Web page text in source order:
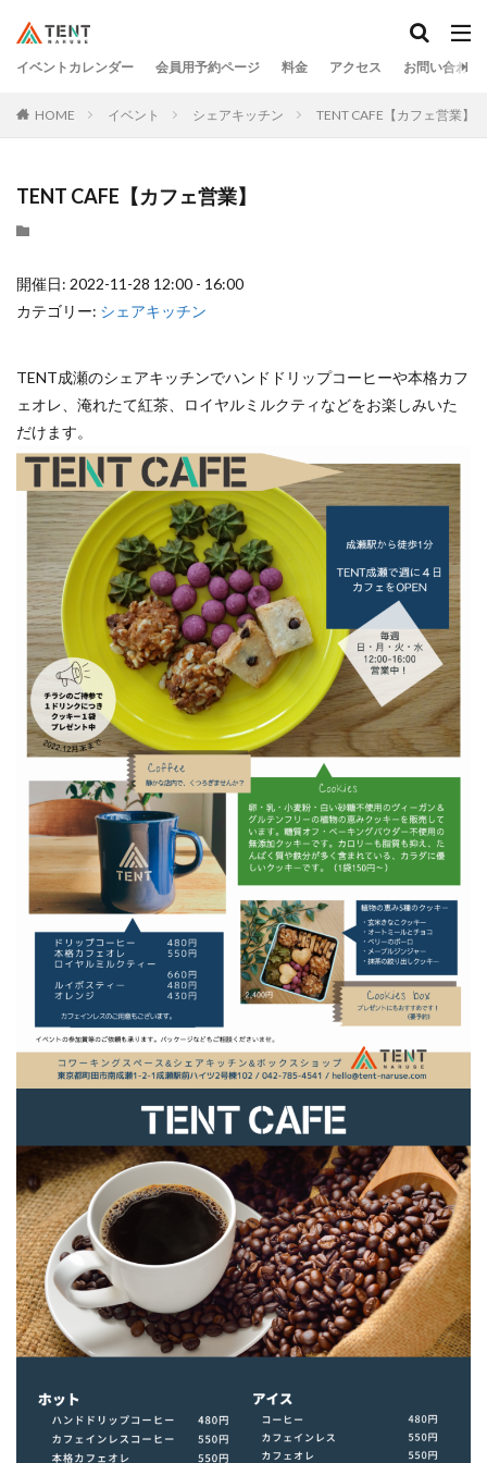
イベントカレンダー 会員用予約ページ 料金 アクセス お問い合わせ
HOME イベント シェアキッチン TENT CAFE【カフェ営業】
TENT CAFE【カフェ営業】
開催日: 2022-11-28 12:00 - 16:00
カテゴリー: シェアキッチン
TENT成瀬のシェアキッチンでハンドドリップコーヒーや本格カフ
ェオレ、淹れたて紅茶、ロイヤルミルクティなどをお楽しみいた
だけます。